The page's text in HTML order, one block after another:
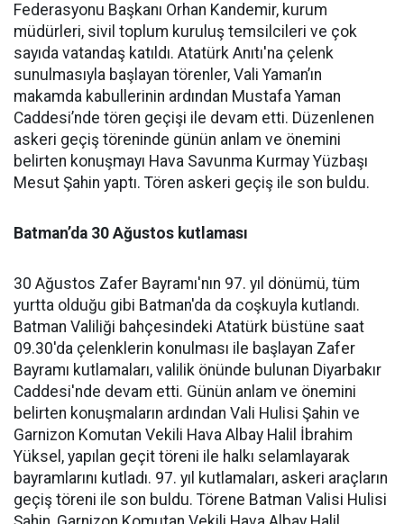
Federasyonu Başkanı Orhan Kandemir, kurum
müdürleri, sivil toplum kuruluş temsilcileri ve çok
sayıda vatandaş katıldı. Atatürk Anıtı'na çelenk
sunulmasıyla başlayan törenler, Vali Yaman’ın
makamda kabullerinin ardından Mustafa Yaman
Caddesi’nde tören geçişi ile devam etti. Düzenlenen
askeri geçiş töreninde günün anlam ve önemini
belirten konuşmayı Hava Savunma Kurmay Yüzbaşı
Mesut Şahin yaptı. Tören askeri geçiş ile son buldu.
Batman’da 30 Ağustos kutlaması
30 Ağustos Zafer Bayramı'nın 97. yıl dönümü, tüm
yurtta olduğu gibi Batman'da da coşkuyla kutlandı.
Batman Valiliği bahçesindeki Atatürk büstüne saat
09.30'da çelenklerin konulması ile başlayan Zafer
Bayramı kutlamaları, valilik önünde bulunan Diyarbakır
Caddesi'nde devam etti. Günün anlam ve önemini
belirten konuşmaların ardından Vali Hulisi Şahin ve
Garnizon Komutan Vekili Hava Albay Halil İbrahim
Yüksel, yapılan geçit töreni ile halkı selamlayarak
bayramlarını kutladı. 97. yıl kutlamaları, askeri araçların
geçiş töreni ile son buldu. Törene Batman Valisi Hulisi